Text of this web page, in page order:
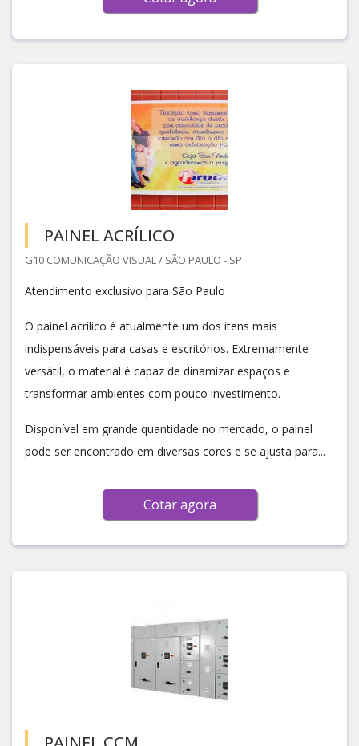
PAINEL ACRÍLICO
G10 COMUNICAÇÃO VISUAL / SÃO PAULO - SP
Atendimento exclusivo para São Paulo
O painel acrílico é atualmente um dos itens mais
indispensáveis para casas e escritórios. Extremamente
versátil, o material é capaz de dinamizar espaços e
transformar ambientes com pouco investimento.
Disponível em grande quantidade no mercado, o painel
pode ser encontrado em diversas cores e se ajusta para...
Cotar agora